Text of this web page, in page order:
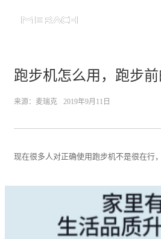
跑步机怎么用，跑步
来源： 麦瑞克 2019年9月11日
现在很多人对正确使用跑步机不是很在行